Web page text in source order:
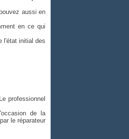
aussi en
en ce qui
l'état initial des
professionnel
de la
le réparateur